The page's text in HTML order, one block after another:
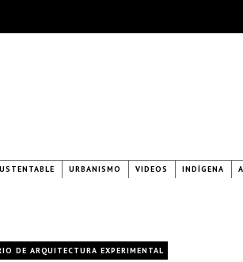
URBANISMO VIDEOS INDÍGENA
DE ARQUITECTURA EXPERIMENTAL